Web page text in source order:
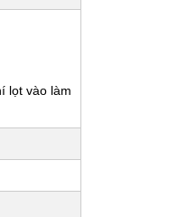
lọt vào làm